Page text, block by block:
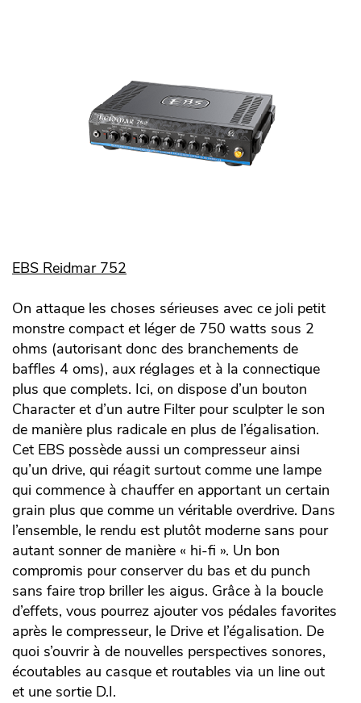
EBS Reidmar 752
On attaque les choses sérieuses avec ce joli petit
monstre compact et léger de 750 watts sous 2
ohms (autorisant donc des branchements de
baffles 4 oms), aux réglages et à la connectique
plus que complets. Ici, on dispose d’un bouton
Character et d’un autre Filter pour sculpter le son
de manière plus radicale en plus de l’égalisation.
Cet EBS possède aussi un compresseur ainsi
qu’un drive, qui réagit surtout comme une lampe
qui commence à chauffer en apportant un certain
grain plus que comme un véritable overdrive. Dans
l’ensemble, le rendu est plutôt moderne sans pour
autant sonner de manière « hi-fi ». Un bon
compromis pour conserver du bas et du punch
sans faire trop briller les aigus. Grâce à la boucle
d’effets, vous pourrez ajouter vos pédales favorites
après le compresseur, le Drive et l’égalisation. De
quoi s’ouvrir à de nouvelles perspectives sonores,
écoutables au casque et routables via un line out
et une sortie D.I.